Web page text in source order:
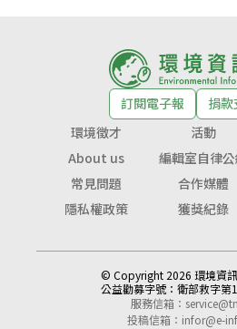
訂閱電子報
捐款
環境徵才
活動
About us
編輯室自律
常見問題
合作媒體
隱私權政策
獲獎紀錄
© Copyright 2026 環境資
公益勸募字號： 衛部救字第
服務信箱：
投稿信箱： infor@e-